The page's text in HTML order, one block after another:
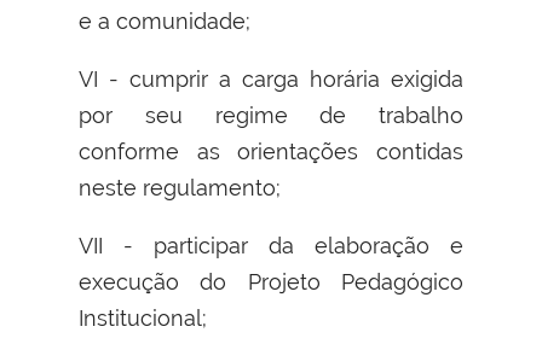
e a comunidade;
VI - cumprir a carga horária exigida
por seu regime de trabalho
conforme as orientações contidas
neste regulamento;
VII - participar da elaboração e
execução do Projeto Pedagógico
Institucional;